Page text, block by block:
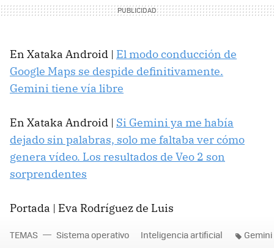
En Xataka Android | El modo conducción de
Google Maps se despide definitivamente.
Gemini tiene vía libre
En Xataka Android | Si Gemini ya me había
dejado sin palabras, solo me faltaba ver cómo
genera vídeo. Los resultados de Veo 2 son
sorprendentes
Portada | Eva Rodríguez de Luis
TEMAS Sistema operativo Inteligencia artificial Gemini